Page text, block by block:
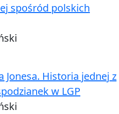
spośród polskich
Jonesa. Historia jednej z
w LGP